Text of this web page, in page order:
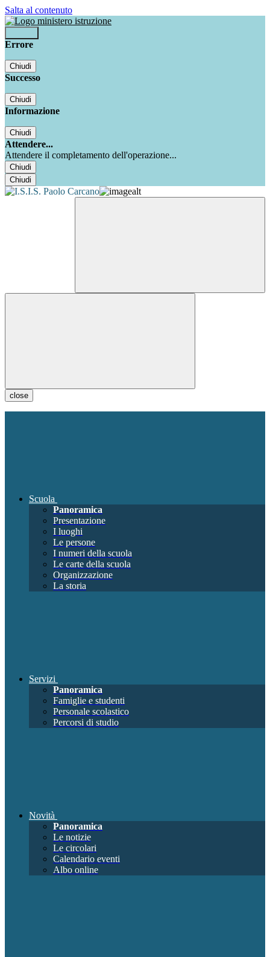
Salta al contenuto
Errore
Chiudi
Successo
Chiudi
Informazione
Chiudi
Attendere...
Attendere il completamento dell'operazione...
Chiudi
Chiudi
close
Scuola
Panoramica
Presentazione
I luoghi
Le persone
I numeri della scuola
Le carte della scuola
Organizzazione
La storia
Servizi
Panoramica
Famiglie e studenti
Personale scolastico
Percorsi di studio
Novità
Panoramica
Le notizie
Le circolari
Calendario eventi
Albo online